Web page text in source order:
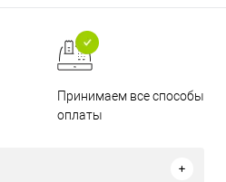
Принимаем все способы
оплаты